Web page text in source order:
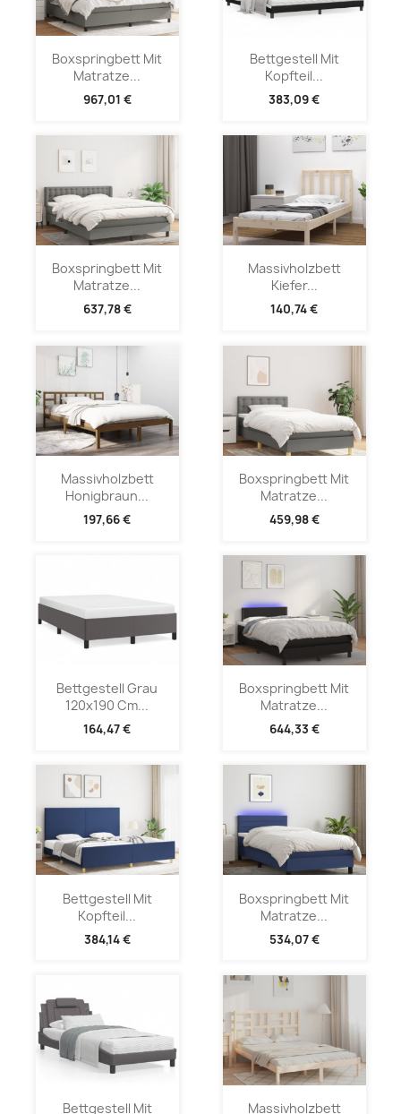
Boxspringbett Mit
Matratze...
967,01 €
Bettgestell Mit
Kopfteil...
383,09 €
Boxspringbett Mit
Matratze...
637,78 €
Massivholzbett
Kiefer...
140,74 €
Massivholzbett
Honigbraun...
197,66 €
Boxspringbett Mit
Matratze...
459,98 €
Bettgestell Grau
120x190 Cm...
164,47 €
Boxspringbett Mit
Matratze...
644,33 €
Bettgestell Mit
Kopfteil...
384,14 €
Boxspringbett Mit
Matratze...
534,07 €
Bettgestell Mit
Massivholzbett